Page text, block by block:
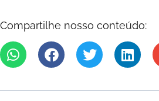
Compartilhe nosso conteúdo: